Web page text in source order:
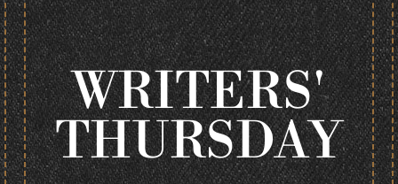
WRITERS'
THURSDAY